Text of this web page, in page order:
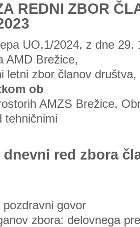
REDNI ZBOR
UO,1/2024, z dne
AMD Brežice,
letni zbor članov društva,
ob
AMZS Brežice,
tehničnimi
red zbora
govor
zbora: delovnega